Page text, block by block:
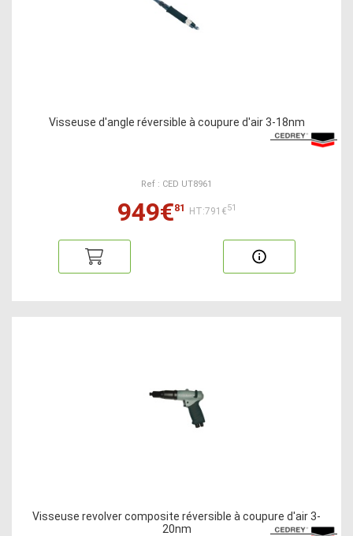
Visseuse d'angle réversible à coupure d'air 3-18nm
Ref : CED UT8961
949€81 HT:791€51
Visseuse revolver composite réversible à coupure d'air 3-
20nm